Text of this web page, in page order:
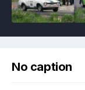
No caption